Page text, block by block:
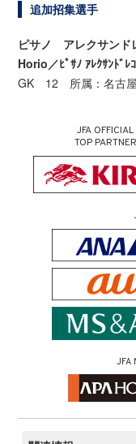
追加招集選手
ピサノ アレクサンド
Horio／ﾋﾟｻﾉ ｱﾚｸｻﾝﾄﾞﾚｺ
GK 12 所属：名古屋
JFA OFFICIAL
TOP PARTNER
JFA